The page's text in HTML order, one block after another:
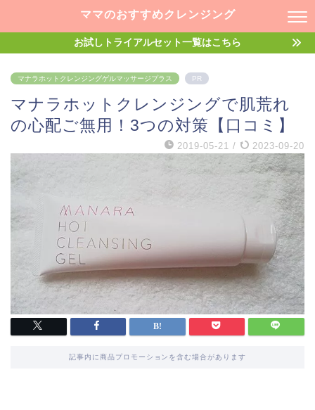
ママのおすすめクレンジング
お試しトライアルセット一覧はこちら
マナラホットクレンジングゲルマッサージプラス PR
マナラホットクレンジングで肌荒れ
の心配ご無用！3つの対策【口コミ】
2019-05-21 / 2023-09-20
記事内に商品プロモーションを含む場合があります